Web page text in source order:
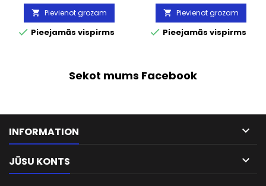
 Pievienot grozam
 Pieejamās vispirms
 Pievienot grozam
 Pieejamās vispirms
Sekot mums Facebook
INFORMATION 
JŪSU KONTS 